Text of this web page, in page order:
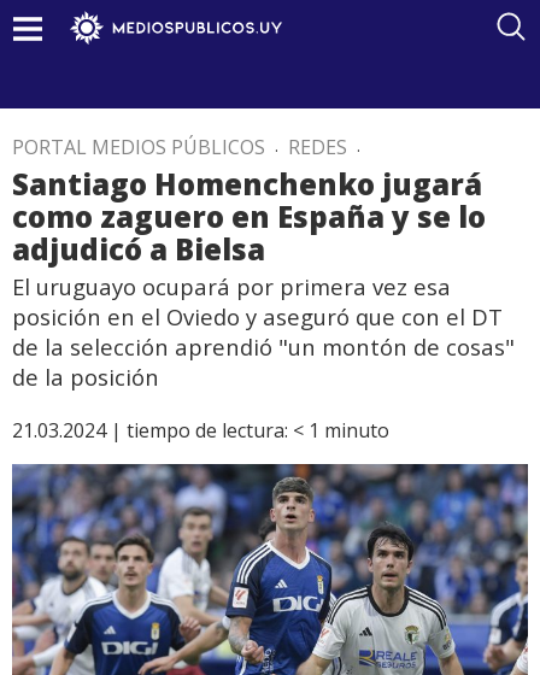
PORTAL MEDIOS PÚBLICOS . REDES .
Santiago Homenchenko jugará
como zaguero en España y se lo
adjudicó a Bielsa
El uruguayo ocupará por primera vez esa
posición en el Oviedo y aseguró que con el DT
de la selección aprendió "un montón de cosas"
de la posición
21.03.2024 | tiempo de lectura: < 1 minuto